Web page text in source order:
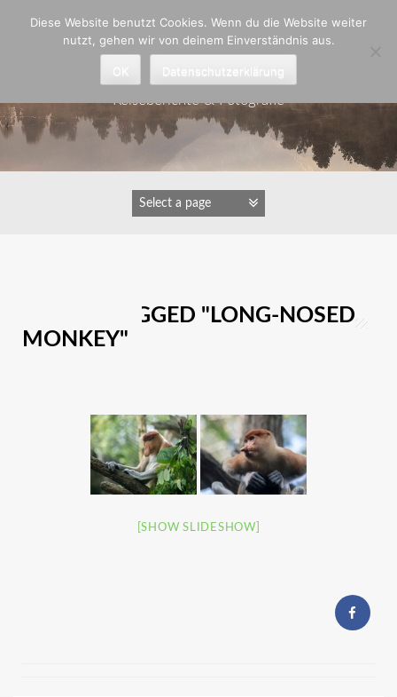
Astrid Padberg
Reiseberichte & Fotografie
IMAGES TAGGED "LONG-NOSED
MONKEY"
[SHOW SLIDESHOW]
Diese Website benutzt Cookies. Wenn du die Website weiter
nutzt, gehen wir von deinem Einverständnis aus.